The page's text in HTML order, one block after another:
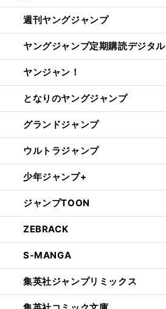
週刊ヤングジャンプ
ヤングジャンプ定期購読デジタル
ヤンジャン！
となりのヤングジャンプ
グランドジャンプ
ウルトラジャンプ
少年ジャンプ+
ジャンプTOON
ZEBRACK
S-MANGA
集英社ジャンプリミックス